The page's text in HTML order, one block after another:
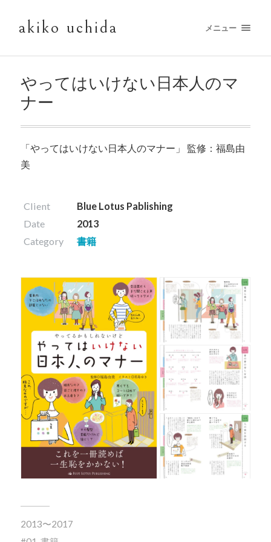
akiko uchida メニュー
やってはいけない日本人のマ
ナー
「やってはいけない日本人のマナー」 監修：福島由
美
Client
Blue Lotus Pablishing
Date
2013
Category
書籍
2013〜2017